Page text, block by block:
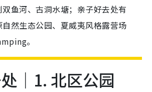
鱼河、古洞水塘；亲子好去处有
然生态公园、夏威夷风格露营场
。
｜1. 北区公园